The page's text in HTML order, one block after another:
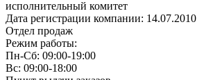
исполнительный комитет
Дата регистрации компании: 14.07.2010
Отдел продаж
Режим работы:
Пн-Сб: 09:00-19:00
Вс: 09:00-18:00